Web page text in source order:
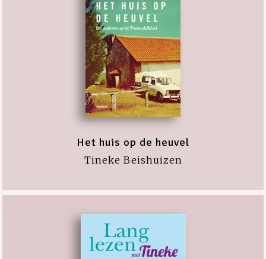
Het huis op de heuvel
Tineke Beishuizen